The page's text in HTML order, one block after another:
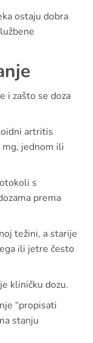
ostaju dobra
i zašto se doza
artritis
jednom ili
s
prema
težini, a starije
ili jetre često
kliničku dozu.
“propisati
stanju